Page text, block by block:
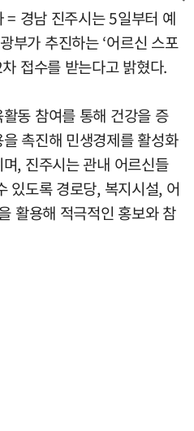
= 경남 진주시는 5일부터 예
부가 추진하는 ‘어르신 스포
접수를 받는다고 밝혔다.
동 참여를 통해 건강을 증
촉진해 민생경제를 활성화
, 진주시는 관내 어르신들
있도록 경로당, 복지시설, 어
활용해 적극적인 홍보와 참